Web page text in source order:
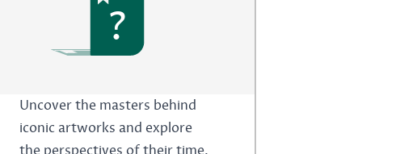
?
Uncover the masters behind
iconic artworks and explore
the perspectives of their time.